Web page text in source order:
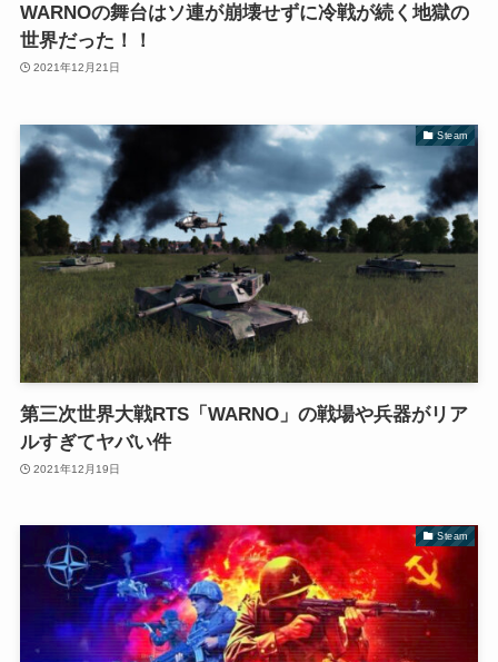
WARNOの舞台はソ連が崩壊せずに冷戦が続く地獄の
世界だった！！
2021年12月21日
Steam
第三次世界大戦RTS「WARNO」の戦場や兵器がリア
ルすぎてヤバい件
2021年12月19日
Steam